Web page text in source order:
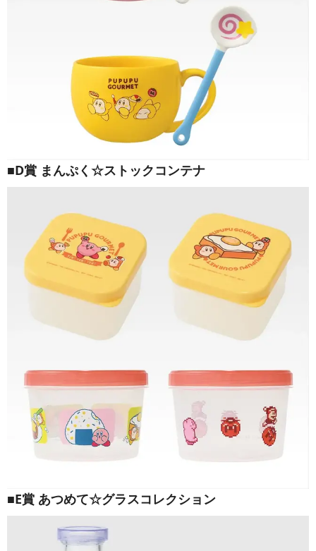
■D賞 まんぷく☆ストックコンテナ
■E賞 あつめて☆グラスコレクション